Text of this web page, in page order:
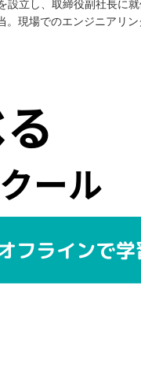
立し、取締役副社長に
現場でのエンジニアリ